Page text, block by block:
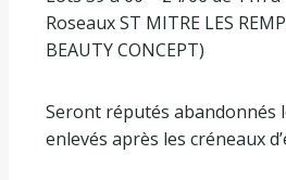
Roseaux ST MITRE LES
BEAUTY CONCEPT)
Seront réputés abandonnés
enlevés après les créneaux